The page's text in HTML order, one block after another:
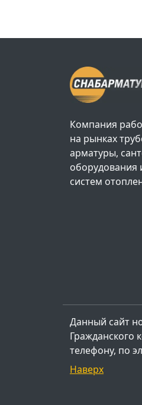
Компания
на рынках
арматуры,
систем
Данный сайт
Гражданского
телефону, по
Наверх